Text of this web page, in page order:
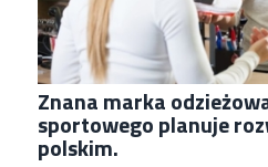
Znana marka
sportowego planuje
polskim.